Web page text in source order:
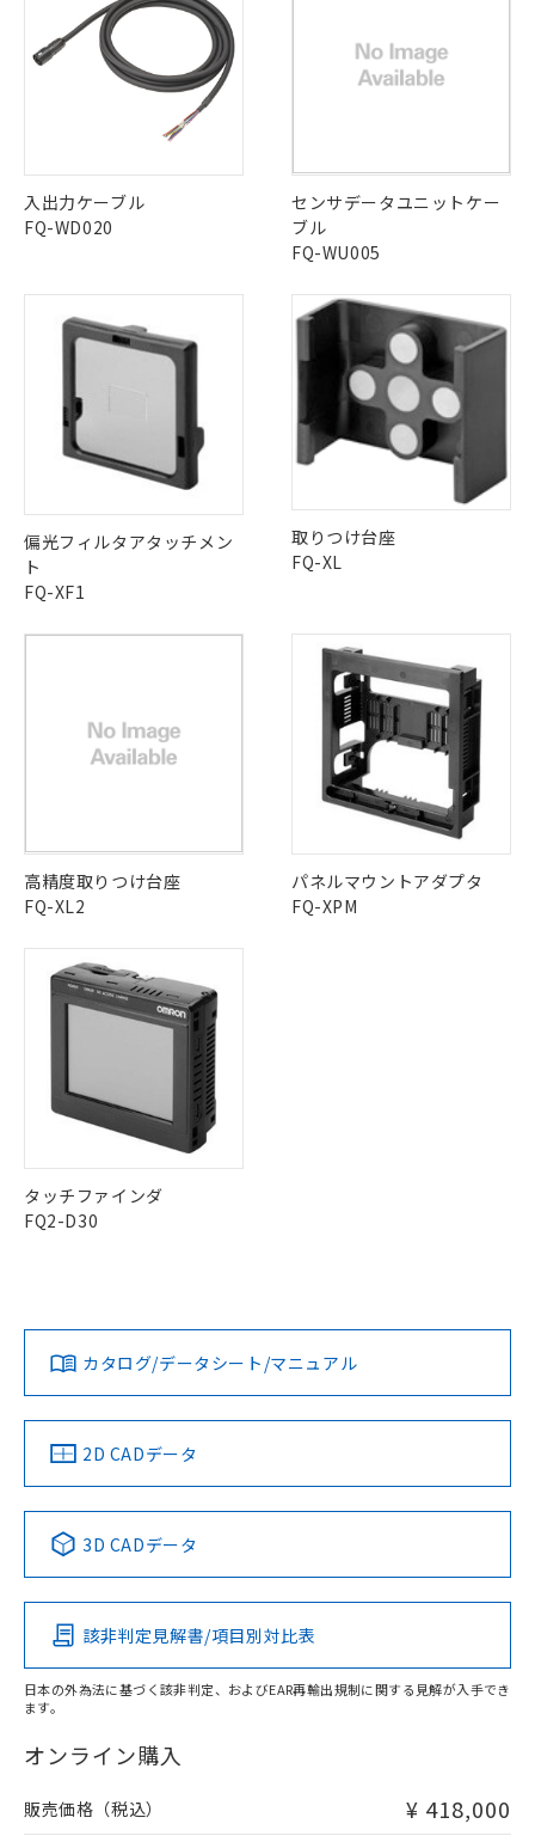
みください。
ソフトウェアの使用条件
中国 RoHS 注意事項・凡例
※1 ※2
O
"対応済み"や非含有の記載がされた商品であっても、流通
在庫等で未対応品が混在する可能性があります。
非含有品が必要な際は、弊社営業部門もしくは販売店へお
問い合わせください。
この製品のRoHS/REACH対応状況ページへ
LR型式承認
（イギリス
船舶規格）
DNV型式承認
（ノルウェー
船舶規格）
船舶規格）
No
その他の認証はこちらのページからご検索ください
入出力ケーブル
FQ-WD020
センサデータユニットケー
ブル
FQ-WU005
偏光フィルタアタッチメン
ト
FQ-XF1
取りつけ台座
FQ-XL
高精度取りつけ台座
FQ-XL2
パネルマウントアダプタ
FQ-XPM
タッチファインダ
FQ2-D30
カタログ/データシート/マニュアル
2D CADデータ
3D CADデータ
該非判定見解書/項目別対比表
日本の外為法に基づく該非判定、およびEAR再輸出規制に関する見解が入手でき
ます。
オンライン購入
販売価格（税込） ¥ 418,000
ご利用条件
以下の条件をお読みいただき、同意のうえ
ご利用ください。
商品の当社在庫状況および標準価格
(税抜)を提供させていただくもので
当社制御機器事業取扱商品の中には、
ことをご了承ください。
在庫状況および標準価格照会結果は、
記載している更新日時点での社内デー
タに基づき作成されるものであり、閲
覧された時点での実際の在庫および標
準価格とは異なる場合があることをご
了承ください。
正式な納期状況および標準価格はお客
様のお取引先、またはお客様担当のオ
ムロン制御機器販売店・当社販売員に
ください。
在庫状況および標準価格結果を当社の
事前の承諾なく第三者に漏洩または開
示しないようお願いします。
マイパーツ機能（部品リスト作成サー
ビス）をご利用いただくには、I-Web
メンバーズにご登録されている必要が
お客様が当ウェブサイト上で当社にご
登録された部品リストについて、当社
および当社の共同利用者が、当社の製
品・サービスに関するお客様との取
※当社の共同利用者とは、
の共同利用に関して"
用者の範囲」に記載されている法人を
指します。
有に対応した製品に切り替える予定のある
商品です。
対応予定なし：EU RoHS指令（10物質）の
非含有に非対応の商品で、対応品を出す予
定はありません。
調査・確認中：EU RoHS指令（10物質）の
非含有の対応状況を調査中または確認中の
商品です。
非該当品：ライセンス料など無形物で、有
害物質有無と関係のない商品です。
いたものが、含有品と判明した場合などや
むを得ず変更することがあります。
*EU RoHS指令（10物質）：
鉛(Pb) 1000ppm以下、 水銀(Hg) 1000ppm以下、 カド
六価クロム(Cr(Ⅵ)) 1000ppm以下、ポリ臭化ビフェニル
類(PBB) 1000ppm以下、ポリ臭化ジフェニルエーテル類
(PBDE) 1000ppm以下、フタル酸ビス(2-エチルヘキシ
ル) (DEHP)(別名：DOP) 1000ppm以下、フタル酸ブチ
ルベンジル（BBP） 1000ppm以下、フタル酸ジブチル
（DBP） 1000ppm以下、フタル酸ジイソブチル
(DIBP) 1000ppm以下
但し、RoHS指令で産業用監視および制御機器に対する
部品在庫の切り替え状況などにより、予定
月が前後することがあります。
※3 非含有証明書ダウンロード
下記の非含有証明書をダウンロードするこ
EU RoHS指令（10物質）の非含有証明書
51物質の非含有証明書（当社基準）
※本証明書は発行日時点で非含有を証明す
るもので、過去に遡って非含有を証明する
ものではありません。
また、RoHS指令のフタル酸エステル類４
物質の対応では、対応完了までの期間は出
荷製品に未対応品が混在することから備考
欄に対応日を記載しておりました。
既に当社にて対応品への在庫切替を完了
していることから、特段のことがない限
※1 中国RoHS○×表
「○」：最大均質材料含有率が中国RoHSの
基準値以下であることを示します。
「×」：最大均質材料含有率が中国RoHSの
基準値を超えていることを示します。
「－」：未確認です。当社販売部門へお問
い合わせください。
*中国RoHS10物質の基準値 (GB/T26572)：
Pb(鉛) :1000ppm、 Hg(水銀) : 1000ppm、 Cd(カドミウ
Cr(Ⅵ)(六価クロム) : 1000ppm、 PBBs(ポリ臭化ビフェ
ニル類) : 1000ppm、 PBDEs(ポリ臭化ジフェニルエーテ
ル類) : 1000ppm、
イソブチル) : 1000ppm、 BBP(フタル酸ブチルベンジ
ル) : 1000ppm、
DEHP(フタル酸ビス(2-エチルヘキシル)) : 1000ppm
「ｅ」：有害物質（10物質）のすべてが基
準値以下であることを示します。
「10」：通常の使用状況下において有害物
質が外部に漏えいし、環境に深刻な影響を
及ぼさない年数を意味します。
「－」：未確認です。当社販売部門へお問
当社は、これら貴社製品のうち、外国
為替および外国貿易法に定める商品
（以下｢規制貨物等」という）を輸出
または国外への提供する場合は、日本
国政府の輸出許可(または役務取引許
可)を取得するなどの必要な手続きを
とります。
当社は規制貨物を破棄する場合は、完
いよう必要な手段を講じます。
当社は貴社製品を、核兵器、ミサイ
ル、化学兵器、生物兵器またはその他
当社は、貴社製品を第三者に販売する
場合は、上記1、2および3の内容を当
該第三者に通知します。また当社は、
販売先および販売に係わる関係者が違
法に輸出するおそれがある場合は、取
○ 一定数以上の在庫あり
△ 一定数には満たないが在庫あり
たはお客様担当のオムロン制御
機器販売店・当社販売員にご確
空
白
受注生産機種、また在庫状況の
情報を公開していない機種